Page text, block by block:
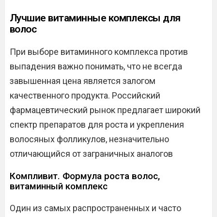
Лучшие витаминные комплексы для
волос
При выборе витаминного комплекса против
выпадения важно понимать, что не всегда
завышенная цена является залогом
качественного продукта. Российский
фармацевтический рынок предлагает широкий
спектр препаратов для роста и укрепления
волосяных фолликулов, незначительно
отличающийся от заграничных аналогов
Компливит. Формула роста волос,
витаминный комплекс
Один из самых распространенных и часто